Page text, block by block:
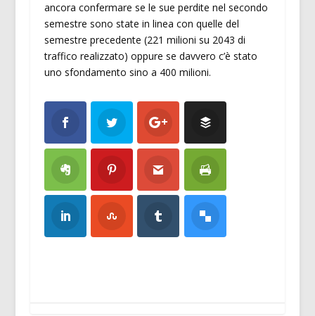
ancora confermare se le sue perdite nel secondo
semestre sono state in linea con quelle del
semestre precedente (221 milioni su 2043 di
traffico realizzato) oppure se davvero c’è stato
uno sfondamento sino a 400 milioni.